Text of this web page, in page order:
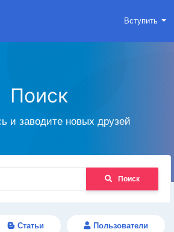
Вступить
Поиск
и заводите новых друзей
Поиск
Статьи Пользователи